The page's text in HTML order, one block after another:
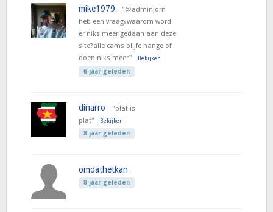
mike1979 - "@adminjorn
heb een vraag?waarom word
er niks meer gedaan aan deze
site?alle cams blijfe hange of
doen niks meer"
Bekijken
6 jaar geleden
dinarro - "plat is
plat"
Bekijken
8 jaar geleden
omdathetkan
8 jaar geleden